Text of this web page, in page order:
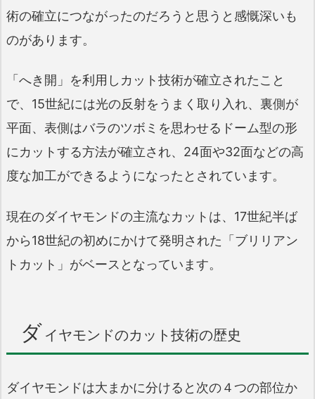
術の確立につながったのだろうと思うと感慨深いも
のがあります。
「へき開」を利用しカット技術が確立されたこと
で、15世紀には光の反射をうまく取り入れ、裏側が
平面、表側はバラのツボミを思わせるドーム型の形
にカットする方法が確立され、24面や32面などの高
度な加工ができるようになったとされています。
現在のダイヤモンドの主流なカットは、17世紀半ば
から18世紀の初めにかけて発明された「ブリリアン
トカット」がベースとなっています。
ダ イヤモンドのカット技術の歴史
ダイヤモンドは大まかに分けると次の４つの部位か